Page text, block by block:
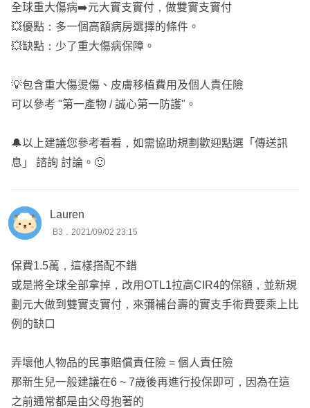
保險指南針，您保險道路的明燈。
全球重大傷病➡️元大實支實付，做雙實支實付
💥優點：多一個高額病房選擇的條件。
💥缺點：少了重大傷病保障。
💡包含重大傷燙傷、皮膚移植費用及個人責任險
可以參考 "第一產物 / 誠心第一防護"。
🔔以上建議您參考看看，如需協助規劃歡迎點選「傳送訊
息」 諮詢 討論。🙂
Lauren
B3．2021/09/02 23:15
保費1.5萬，這樣搭配不錯
或是將全球全部拿掉，改用OTL1拉高CIR4的保額，並新規
劃元大做到雙實支實付，來彌補台壽的實支手術費要乘上比
例的缺口
弄壞他人物品的民事賠償責任險 = 個人責任險
那新生兒一般建議在6 ~ 7歲後再進行投保即可，因為在這
之前通常都是由父母抱著的